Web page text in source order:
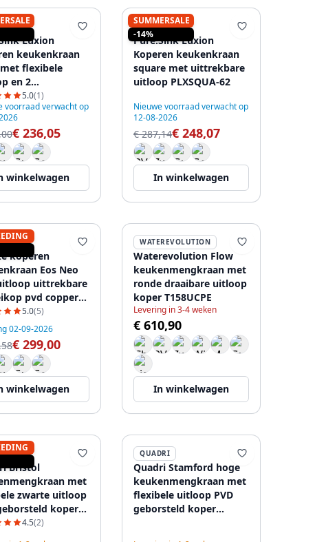
Luxion
keukenkraan
flexibele
en 2
PLXFLEX-
5.0(1)
voorraad verwacht op
€ 236,05
winkelwagen
SUMMERSALE
-14%
PURE.SINK
Pure.Sink Luxion
Koperen keukenkraan
square met uittrekbare
uitloop PLXSQUA-62
Nieuwe voorraad verwacht op
12-08-2026
€ 287,14€ 248,07
In winkelwagen
koperen
Eos Neo
uittrekbare
pvd copper
5.0(5)
02-09-2026
€ 299,00
winkelwagen
WATEREVOLUTION
Waterevolution Flow
keukenmengkraan met
ronde draaibare uitloop
koper T158UCPE
Levering in 3-4 weken
€ 610,90
In winkelwagen
met
zwarte uitloop
koper
4.5(2)
QUADRI
Quadri Stamford hoge
keukenmengkraan met
flexibele uitloop PVD
geborsteld koper